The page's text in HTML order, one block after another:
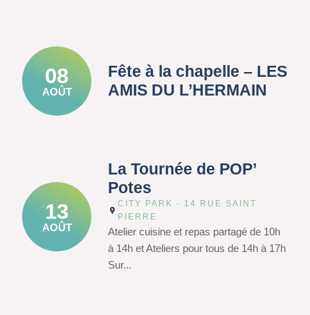
08
AOÛT
Fête à la chapelle – LES
AMIS DU L’HERMAIN
13
AOÛT
La Tournée de POP’
Potes
CITY PARK - 14 RUE SAINT
PIERRE
Atelier cuisine et repas partagé de 10h
à 14h et Ateliers pour tous de 14h à 17h
Sur...